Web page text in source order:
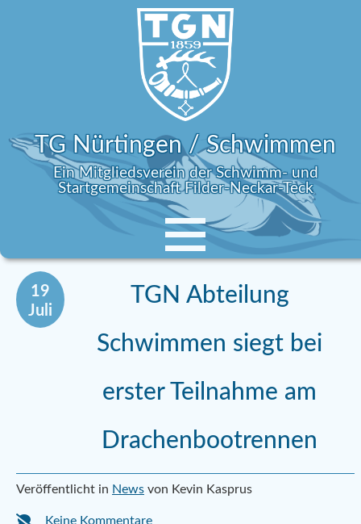
TG Nürtingen / Schwimmen
Ein Mitgliedsverein der Schwimm- und
Startgemeinschaft Filder-Neckar-Teck
19
Juli
TGN Abteilung
Schwimmen siegt bei
erster Teilnahme am
Drachenbootrennen
Veröffentlicht in News von Kevin Kasprus
Keine Kommentare